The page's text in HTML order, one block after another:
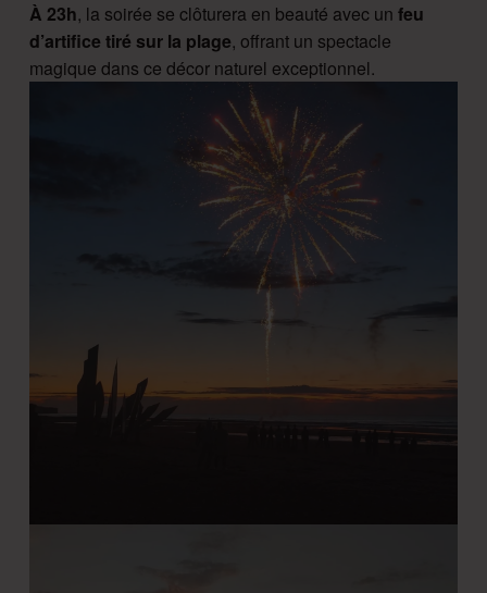
À 23h, la soirée se clôturera en beauté avec un feu
d’artifice tiré sur la plage, offrant un spectacle
magique dans ce décor naturel exceptionnel.